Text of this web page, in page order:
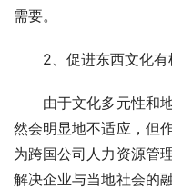
需要。
2、促进东西文化有
由于文化多元性和地
然会明显地不适应，但
为跨国公司人力资源管
解决企业与当地社会的